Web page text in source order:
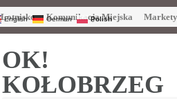
Lotnisko Komunikacja Miejska Markety
OK!
KOŁOBRZEG
English German Polish